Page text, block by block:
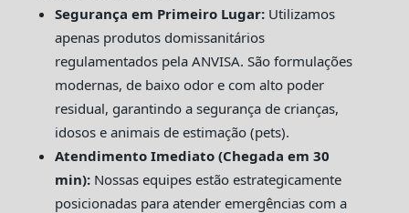
Segurança em Primeiro Lugar:Utilizamos
apenas produtos domissanitários
regulamentados pela ANVISA. São formulações
modernas, de baixo odor e com alto poder
residual, garantindo a segurança de crianças,
idosos e animais de estimação (pets).
Atendimento Imediato (Chegada em 30
min):Nossas equipes estão estrategicamente
posicionadas para atender emergências com a